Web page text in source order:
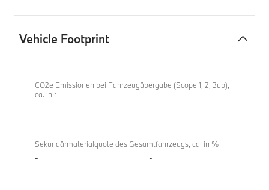
Vehicle Footprint
Footprint
xDrive20i
CO2e Emissionen bei Fahrzeugübergabe (Scope 1, 2, 3up),
ca. in t
- -
Sekundärmaterialquote des Gesamtfahrzeugs, ca. in %
- -